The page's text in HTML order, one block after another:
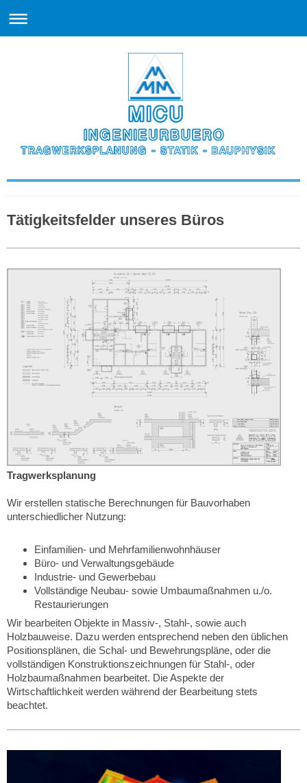
Tätigkeitsfelder unseres Büros
Tragwerksplanung
Wir erstellen statische Berechnungen für Bauvorhaben
unterschiedlicher Nutzung:
Einfamilien- und Mehrfamilienwohnhäuser
Büro- und Verwaltungsgebäude
Industrie- und Gewerbebau
Vollständige Neubau- sowie Umbaumaßnahmen u./o.
Restaurierungen
Wir bearbeiten Objekte in Massiv-, Stahl-, sowie auch
Holzbauweise. Dazu werden entsprechend neben den üblichen
Positionsplänen, die Schal- und Bewehrungspläne, oder die
vollständigen Konstruktionszeichnungen für Stahl-, oder
Holzbaumaßnahmen bearbeitet. Die Aspekte der
Wirtschaftlichkeit werden während der Bearbeitung stets
beachtet.